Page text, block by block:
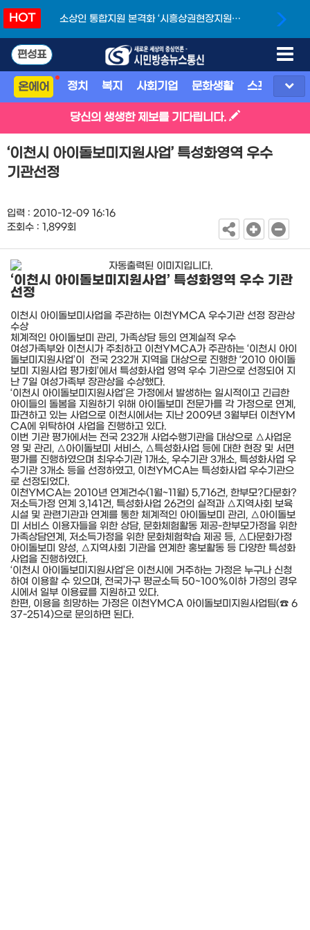
HOT
소상인 통합지원 본격화 ‘시흥상권현장지원단’
편성표
온에어 정치 복지 사회기업 문화생활 스포츠 지
당신의 생생한 제보를 기다립니다.
‘이천시 아이돌보미지원사업’ 특성화영역 우수
기관선정
입력 : 2010-12-09 16:16
조회수 : 1,899회
‘이천시 아이돌보미지원사업’ 특성화영역 우수 기관
선정
이천시 아이돌보미사업을 주관하는 이천YMCA 우수기관 선정 장관상
수상
체계적인 아이돌보미 관리, 가족상담 등의 연계실적 우수
여성가족부와 이천시가 주최하고 이천YMCA가 주관하는 ‘이천시 아이
돌보미지원사업’이 전국 232개 지역을 대상으로 진행한 ‘2010 아이돌
보미 지원사업 평가회’에서 특성화사업 영역 우수 기관으로 선정되어 지
난 7일 여성가족부 장관상을 수상했다.
‘이천시 아이돌보미지원사업’은 가정에서 발생하는 일시적이고 긴급한
아이들의 돌봄을 지원하기 위해 아이돌보미 전문가를 각 가정으로 연계,
파견하고 있는 사업으로 이천시에서는 지난 2009년 3월부터 이천YM
CA에 위탁하여 사업을 진행하고 있다.
이번 기관 평가에서는 전국 232개 사업수행기관을 대상으로 △사업운
영 및 관리, △아이돌보미 서비스, △특성화사업 등에 대한 현장 및 서면
평가를 진행하였으며 최우수기관 1개소, 우수기관 3개소, 특성화사업 우
수기관 3개소 등을 선정하였고, 이천YMCA는 특성화사업 우수기관으
로 선정되었다.
이천YMCA는 2010년 연계건수(1월~11월) 5,716건, 한부모?다문화?
저소득가정 연계 3,141건, 특성화사업 26건의 실적과 △지역사회 보육
시설 및 관련기관과 연계를 통한 체계적인 아이돌보미 관리, △아이돌보
미 서비스 이용자들을 위한 상담, 문화체험활동 제공-한부모가정을 위한
가족상담연계, 저소득가정을 위한 문화체험학습 제공 등, △다문화가정
아이돌보미 양성, △지역사회 기관을 연계한 홍보활동 등 다양한 특성화
사업을 진행하였다.
‘이천시 아이돌보미지원사업’은 이천시에 거주하는 가정은 누구나 신청
하여 이용할 수 있으며, 전국가구 평균소득 50~100%이하 가정의 경우
시에서 일부 이용료를 지원하고 있다.
한편, 이용을 희망하는 가정은 이천YMCA 아이돌보미지원사업팀(☎ 6
37-2514)으로 문의하면 된다.